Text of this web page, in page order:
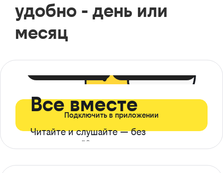
удобно - день или
месяц
Все вместе
Читайте и слушайте — без
ограничений*
Подключить в приложении